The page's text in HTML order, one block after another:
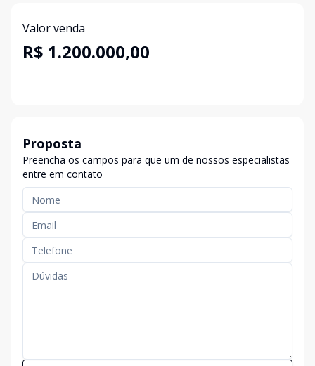
Valor venda
R$ 1.200.000,00
Proposta
Preencha os campos para que um de nossos especialistas
entre em contato